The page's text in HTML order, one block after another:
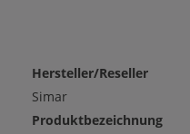
Hersteller/Reseller
Simar
Produktbezeichnung